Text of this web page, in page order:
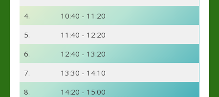
4.
10:40 - 11:20
5.
11:40 - 12:20
6.
12:40 - 13:20
7.
13:30 - 14:10
8.
14:20 - 15:00